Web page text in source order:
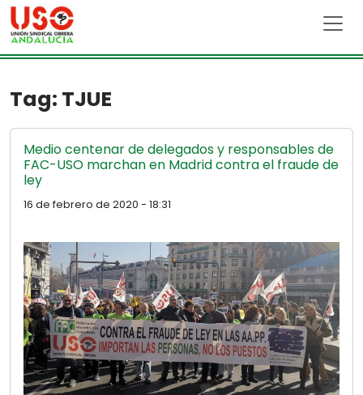
Skip to main content
Tag: TJUE
Medio centenar de delegados y responsables de
FAC-USO marchan en Madrid contra el fraude de
ley
16 de febrero de 2020 - 18:31